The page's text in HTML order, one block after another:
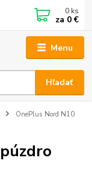
Menu
Hľadať
0 ks
za 0 €
OnePlus Nord N10